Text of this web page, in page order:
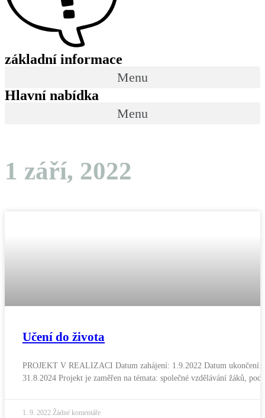
základní informace
Menu
Hlavní nabídka
Menu
1 září, 2022
Učení do života
PROJEKT V REALIZACI Datum zahájení: 1.9.2022 Datum ukončení:
31.8.2024 Projekt je zaměřen na témata: společné vzdělávání žáků,
1. 9. 2022 Žádné komentáře